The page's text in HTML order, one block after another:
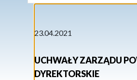
23.04.2021
UCHWAŁY ZARZĄDU
DYREKTORSKIE